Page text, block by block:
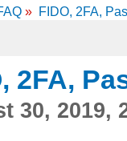
» FIDO, 2FA,
2FA,
30, 2019,